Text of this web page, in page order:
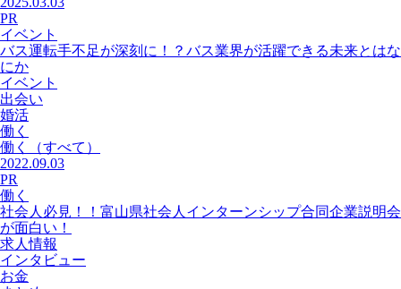
PR
イベント
バス運転手不足が深刻に！？バス業界が活躍できる未来とはな
にか
イベント
出会い
婚活
働く
働く
（すべて）
2022.09.03
PR
働く
社会人必見！！富山県社会人インターンシップ合同企業説明会
が面白い！
求人情報
インタビュー
お金